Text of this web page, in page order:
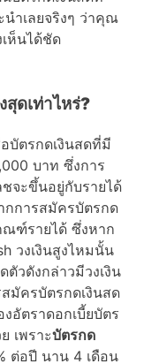
ำเลยจริงๆ ว่าคุณ
ห็นได้ชัด
ดเท่าไหร่?
บัตรกดเงินสดที่มี
บาท ซึ่งการ
จะขึ้นอยู่กับรายได้
กการสมัครบัตรกด
ณฑ์รายได้ ซึ่งหาก
วงเงินสูงไหมนั้น
ตัวดังกล่าวมีวงเงิน
มัครบัตรกดเงินสด
อัตราดอกเบี้ยบัตร
เพราะบัตรกด
ต่อปี นาน 4 เดือน